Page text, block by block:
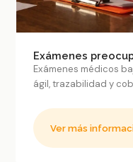
Exámenes
Exámenes médicos
ágil, trazabilidad y
Ver más